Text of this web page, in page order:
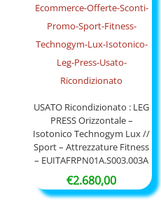
USATO Ricondizionato : LEG
PRESS Orizzontale –
Isotonico Technogym Lux //
Sport – Attrezzature Fitness
– EUITAFRPN01A.S003.003A
€2.680,00